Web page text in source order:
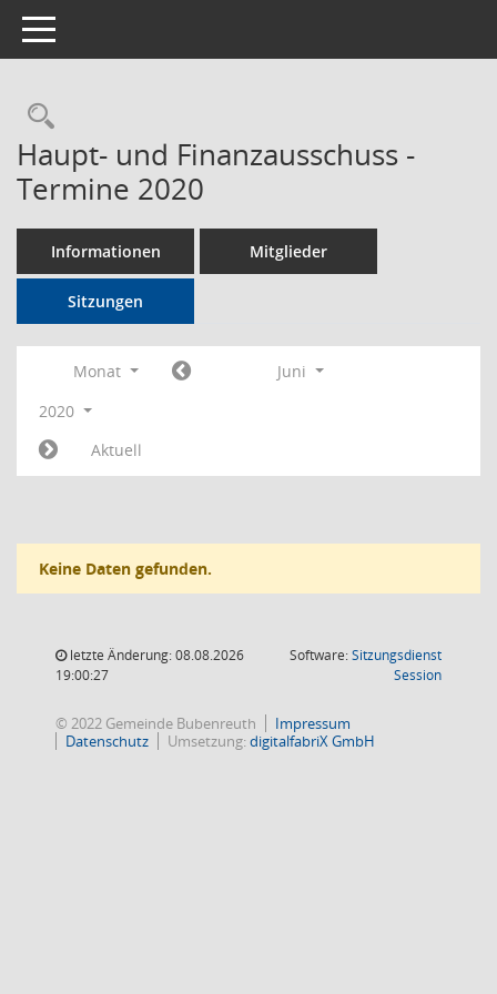
Toggle navigation
Rechercheauswahl
Haupt- und Finanzausschuss -
Termine 2020
Informationen Mitglieder
Sitzungen
Monat
Juni
2020
Aktuell
Keine Daten gefunden.
letzte Änderung: 08.08.2026
19:00:27
Software:Sitzungsdienst
Session(Wird in
© 2022 Gemeinde Bubenreuth
Impressum
Datenschutz
Umsetzung:digitalfabriX GmbH